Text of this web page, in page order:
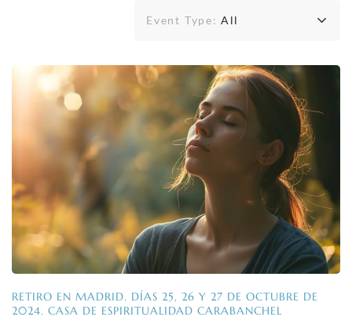
Event Type: All
RETIRO EN MADRID. DÍAS 25, 26 Y 27 DE OCTUBRE DE
2024. CASA DE ESPIRITUALIDAD CARABANCHEL